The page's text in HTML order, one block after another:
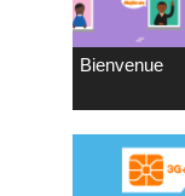
Bienvenue